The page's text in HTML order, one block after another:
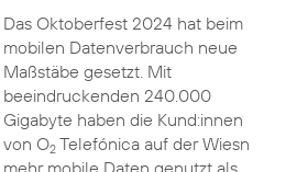
Das Oktoberfest 2024 hat beim
mobilen Datenverbrauch neue
Maßstäbe gesetzt. Mit
beeindruckenden 240.000
Gigabyte haben die Kund:innen
von O2Telefónica auf der Wiesn
mehr mobile Daten genutzt als